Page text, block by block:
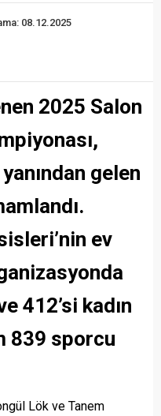
08.12.2025
2025 Salon
gelen
ev
412’si kadın
839 sporcu
Lök ve Tanem